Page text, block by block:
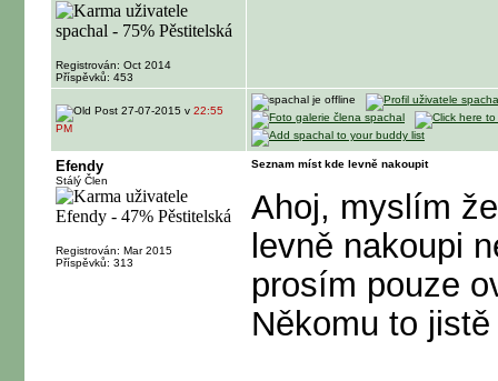
Registrován: Oct 2014
Příspěvků: 453
27-07-2015 v 22:55
PM
Efendy
Stálý Člen
Registrován: Mar 2015
Příspěvků: 313
Seznam míst kde levně nakoupit
Ahoj, myslím
levně nakoupi
prosím pouze
Někomu to